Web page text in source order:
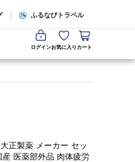
ふるなびトラベル
ログインお気に入り カート
正製薬 メーカー セッ
医薬部外品 肉体疲労